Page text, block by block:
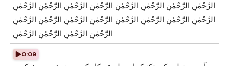
الرَّحْمٰنِ الرَّحْمٰنِ الرَّحْمٰنِ الرَّحْمٰنِ الرَّحْمٰنِ الرَّحْمٰنِ الرَّحْمٰنِ الرَّحْمٰنِ
الرَّحْمٰنِ الرَّحْمٰنِ الرَّحْمٰنِ الرَّحْمٰنِ الرَّحْمٰنِ الرَّحْمٰنِ الرَّحْمٰنِ الرَّحْمٰنِ
الرَّحْمٰنِ الرَّحْمٰنِ الرَّحْمٰنِ الرَّحْمٰنِ
0:09